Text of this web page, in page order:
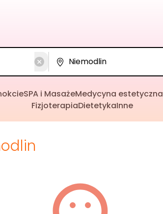
SPA i MasażeMedycyna estetyczna
FizjoterapiaDietetykaInne